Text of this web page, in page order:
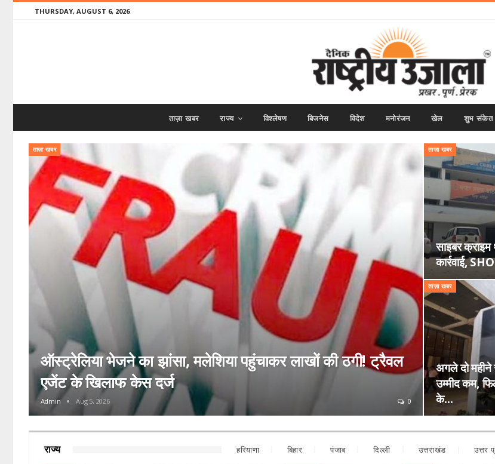
THURSDAY, AUGUST 6, 2026
ताज़ा खबर राज्य विश्लेषण बिजनेस विदेश मनोरंजन खेल शुभ संकेत
ताज़ा खबर
ऑस्ट्रेलिया भेजने का झांसा, मलेशिया पहुंचाकर लाखों की ठगी! ट्रैवल
एजेंट के खिलाफ केस दर्ज
Admin Aug 5, 2026 0
ताज़ा खबर
साइबर
कार्रवाई,
ताज़ा खबर
अगले दो महीने
उम्मीद कम,
के…
राज्य उत्तर
उत्तराखंड
दिल्ली
पंजाब
बिहार
हरियाणा